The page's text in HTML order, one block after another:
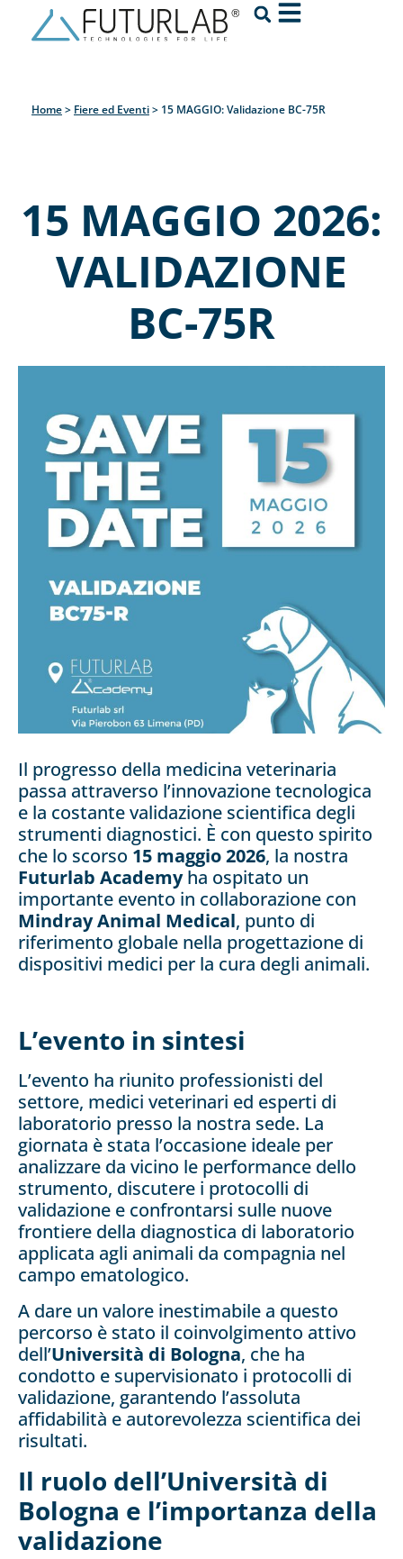
Home> Fiere ed Eventi> 15 MAGGIO: Validazione BC-75R
15 MAGGIO 2026:
VALIDAZIONE
BC-75R
Il progresso della medicina veterinaria
passa attraverso l’innovazione tecnologica
e la costante validazione scientifica degli
strumenti diagnostici. È con questo spirito
che lo scorso 15 maggio 2026, la nostra
Futurlab Academyha ospitato un
importante evento in collaborazione con
Mindray Animal Medical, punto di
riferimento globale nella progettazione di
dispositivi medici per la cura degli animali.
L’evento in sintesi
L’evento ha riunito professionisti del
settore, medici veterinari ed esperti di
laboratorio presso la nostra sede. La
giornata è stata l’occasione ideale per
analizzare da vicino le performance dello
strumento, discutere i protocolli di
validazione e confrontarsi sulle nuove
frontiere della diagnostica di laboratorio
applicata agli animali da compagnia nel
campo ematologico.
A dare un valore inestimabile a questo
percorso è stato il coinvolgimento attivo
dell’Università di Bologna, che ha
condotto e supervisionato i protocolli di
validazione, garantendo l’assoluta
affidabilità e autorevolezza scientifica dei
risultati.
Il ruolo dell’Università di
Bologna e l’importanza della
validazione